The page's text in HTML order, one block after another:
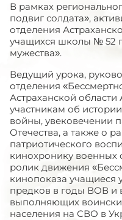
В рамках
подвиг солдата»,
отделения
учащихся школы № 52
мужества».
Ведущий урока,
отделения
Астраханской
участникам об
войны, увековечении
Отечества, а также о
патриотического
кинохронику военных
ролик движения
кинопоказа учащиеся
предков в годы ВОВ и
выполняющих
населения на СВО в